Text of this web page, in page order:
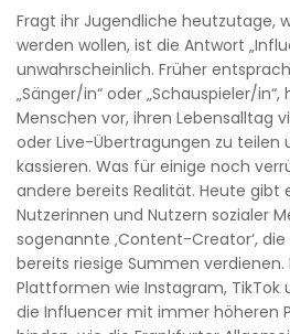
Fragt ihr Jugendliche heutzutage,
werden wollen, ist die Antwort
unwahrscheinlich. Früher
„Sänger/in“ oder „Schauspieler/
Menschen vor, ihren Lebensalltag
oder Live-Übertragungen zu teilen
kassieren. Was für einige noch
andere bereits Realität. Heute gibt
Nutzerinnen und Nutzern sozialer
sogenannte ‚Content-Creator‘,
bereits riesige Summen verdienen.
Plattformen wie Instagram, TikTok
die Influencer mit immer höheren